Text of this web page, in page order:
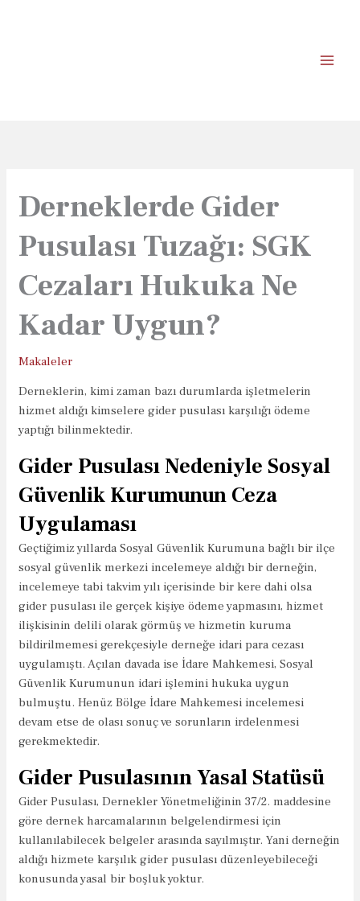
Derneklerde Gider
Pusulası Tuzağı: SGK
Cezaları Hukuka Ne
Kadar Uygun?
Makaleler
Derneklerin, kimi zaman bazı durumlarda işletmelerin
hizmet aldığı kimselere gider pusulası karşılığı ödeme
yaptığı bilinmektedir.
Gider Pusulası Nedeniyle Sosyal
Güvenlik Kurumunun Ceza
Uygulaması
Geçtiğimiz yıllarda Sosyal Güvenlik Kurumuna bağlı bir ilçe
sosyal güvenlik merkezi incelemeye aldığı bir derneğin,
incelemeye tabi takvim yılı içerisinde bir kere dahi olsa
gider pusulası ile gerçek kişiye ödeme yapmasını, hizmet
ilişkisinin delili olarak görmüş ve hizmetin kuruma
bildirilmemesi gerekçesiyle derneğe idari para cezası
uygulamıştı. Açılan davada ise İdare Mahkemesi, Sosyal
Güvenlik Kurumunun idari işlemini hukuka uygun
bulmuştu. Henüz Bölge İdare Mahkemesi incelemesi
devam etse de olası sonuç ve sorunların irdelenmesi
gerekmektedir.
Gider Pusulasının Yasal Statüsü
Gider Pusulası, Dernekler Yönetmeliğinin 37/2. maddesine
göre dernek harcamalarının belgelendirmesi için
kullanılabilecek belgeler arasında sayılmıştır. Yani derneğin
aldığı hizmete karşılık gider pusulası düzenleyebileceği
konusunda yasal bir boşluk yoktur.